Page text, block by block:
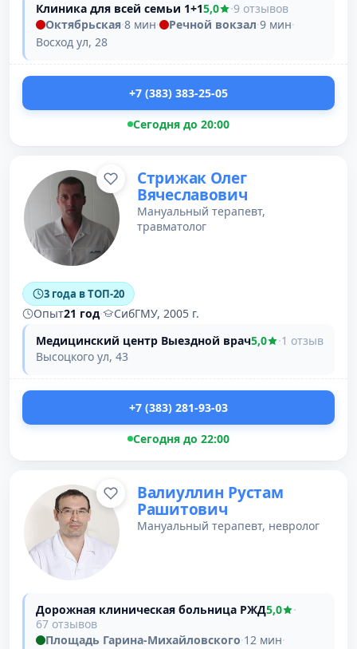
Клиника для всей семьи 1+15,0 ·9 отзывов
Октябрьская·8 мин· Речной вокзал·9 мин·
Восход ул, 28
+7 (383) 383-25-05
Сегодня до 20:00
Стрижак Олег
Вячеславович
Мануальный терапевт,
травматолог
3 года в ТОП-20
Опыт21 год·
СибГМУ, 2005 г.
Медицинский центр Выездной врач5,0 ·1 отзыв
Высоцкого ул, 43
+7 (383) 281-93-03
Сегодня до 22:00
Валиуллин Рустам
Рашитович
Мануальный терапевт, невролог
Дорожная клиническая больница РЖД5,0
·
67 отзывов
Площадь Гарина-Михайловского·12 мин·